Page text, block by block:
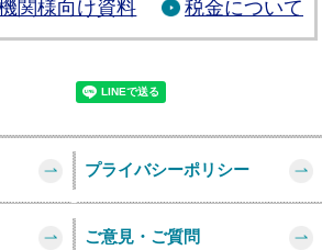
関様向け資料 税金について
プライバシーポリシー
ご意見・ご質問